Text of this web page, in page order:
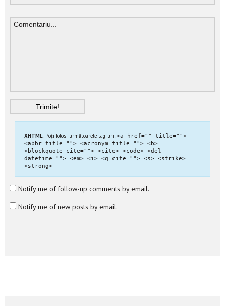
XHTML: Poţi folosi următoarele tag-uri: <a href="" title="">
<abbr title=""> <acronym title=""> <b>
<blockquote cite=""> <cite> <code> <del
datetime=""> <em> <i> <q cite=""> <s> <strike>
<strong>
Notify me of follow-up comments by email.
Notify me of new posts by email.